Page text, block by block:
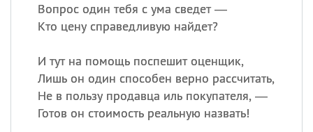
Вопрос один тебя с ума сведет —
Кто цену справедливую найдет?
И тут на помощь поспешит оценщик,
Лишь он один способен верно рассчитать,
Не в пользу продавца иль покупателя, —
Готов он стоимость реальную назвать!